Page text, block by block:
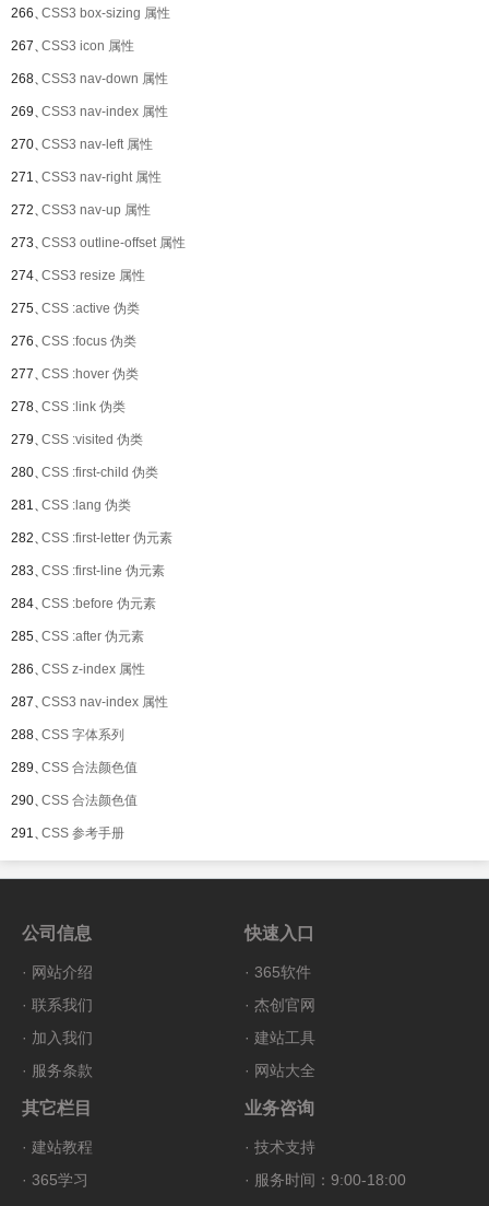
266、CSS3 box-sizing 属性
267、CSS3 icon 属性
268、CSS3 nav-down 属性
269、CSS3 nav-index 属性
270、CSS3 nav-left 属性
271、CSS3 nav-right 属性
272、CSS3 nav-up 属性
273、CSS3 outline-offset 属性
274、CSS3 resize 属性
275、CSS :active 伪类
276、CSS :focus 伪类
277、CSS :hover 伪类
278、CSS :link 伪类
279、CSS :visited 伪类
280、CSS :first-child 伪类
281、CSS :lang 伪类
282、CSS :first-letter 伪元素
283、CSS :first-line 伪元素
284、CSS :before 伪元素
285、CSS :after 伪元素
286、CSS z-index 属性
287、CSS3 nav-index 属性
288、CSS 字体系列
289、CSS 合法颜色值
290、CSS 合法颜色值
291、CSS 参考手册
公司信息
· 网站介绍
· 联系我们
· 加入我们
· 服务条款
快速入口
· 365软件
· 杰创官网
· 建站工具
· 网站大全
其它栏目
· 建站教程
· 365学习
业务咨询
· 技术支持
· 服务时间：9:00-18:00